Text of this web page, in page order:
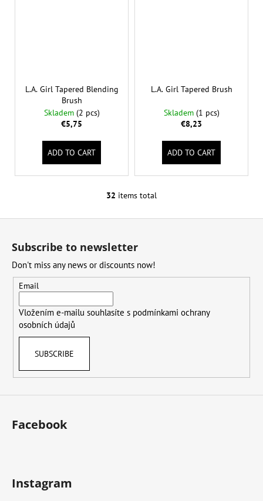
L.A. Girl Tapered Blending
Brush
Skladem (2 pcs)
€5,75
ADD TO CART
L.A. Girl Tapered Brush
Skladem (1 pcs)
€8,23
ADD TO CART
L
i
i
n
g
n
s
32 items total
Subscribe to newsletter
Don't miss any news or discounts now!
Email
Vložením e-mailu souhlasíte s podmínkami ochrany
osobních údajů
SUBSCRIBE
Facebook
Instagram